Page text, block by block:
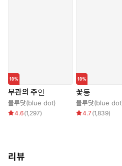
작은 입술이 살짝 벌어졌다. 두툼한
“하아…….”
솔영은 파르르 떨며 그를 밀어내려
단단히 힘이 들어가며 더욱 깊게 파
하게 옷을 벗기 시작했다.
무관의 주인
블루닷(blue dot)
4.6(1,297)
꽃등
블루닷(blue
4.7 (1,839)
리뷰